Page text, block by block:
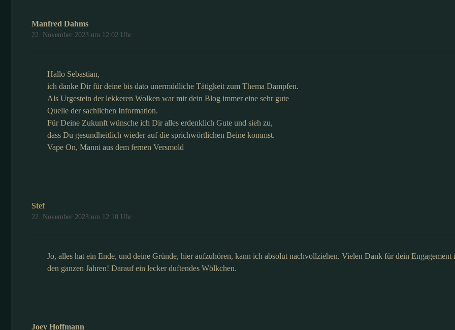
Manfred Dahms
22. November 2023 um 12:02 Uhr
Hallo Sebastian,
ich danke Dir für deine bis dato unermüdliche Tätigkeit zum Thema Dampfen.
Als Urgestein der lekkeren Wolken war mir dein Blog immer eine sehr gute
Quelle der sachlichen Information.
Für Deine Zukunft wünsche ich Dir alles erdenklich Gute und sieh zu,
dass Du gesundheitlich wieder auf die sprichwörtlichen Beine kommst.
Vape On, Manni aus dem fernen Versmold
Stef
22. November 2023 um 12:10 Uhr
Jo, alles hat ein Ende, und deine Gründe, hier aufzuhören, kann ich absolut nachvollziehen. Vielen Dank für dein Engagement
den ganzen Jahren! Darauf ein lecker duftendes Wölkchen.
Joey Hoffmann